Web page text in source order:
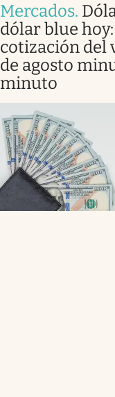
Mercados.
dólar blue
cotización del
de agosto
minuto